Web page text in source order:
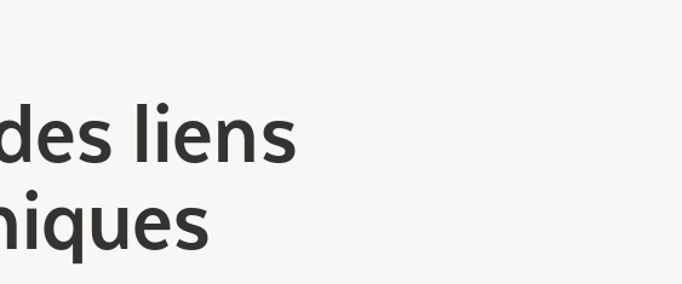
liens